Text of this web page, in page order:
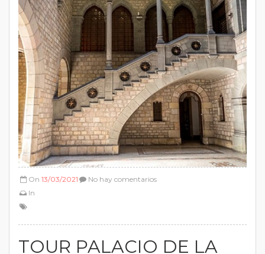
On 13/03/2021
In
No hay comentarios
TOUR PALACIO DE LA